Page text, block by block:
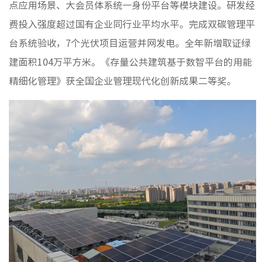
点应用场景、大会员体系统一身份平台等模块建设。研发经
费投入强度超过国有企业同行业平均水平。完成双碳管理平
台系统验收，7个光伏项目运营并网发电。全年新增取证绿
建面积104万平方米。《存量公共建筑基于数智平台的用能
精细化管理》获全国企业管理现代化创新成果二等奖。